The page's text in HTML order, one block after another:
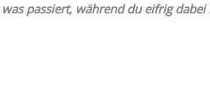
was passiert, während du eifrig dabei